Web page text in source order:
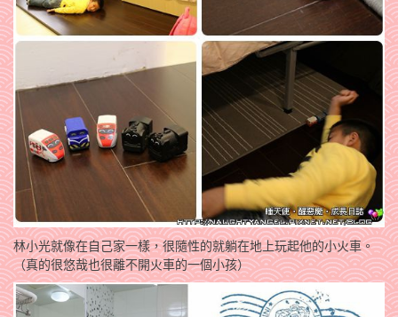
林小光就像在自己家一樣，很隨性的就躺在地上玩起他的小火車。
（真的很悠哉也很離不開火車的一個小孩）